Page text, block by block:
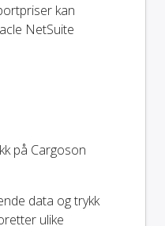
kan
NetSuite
på Cargoson
data og trykk
ulike